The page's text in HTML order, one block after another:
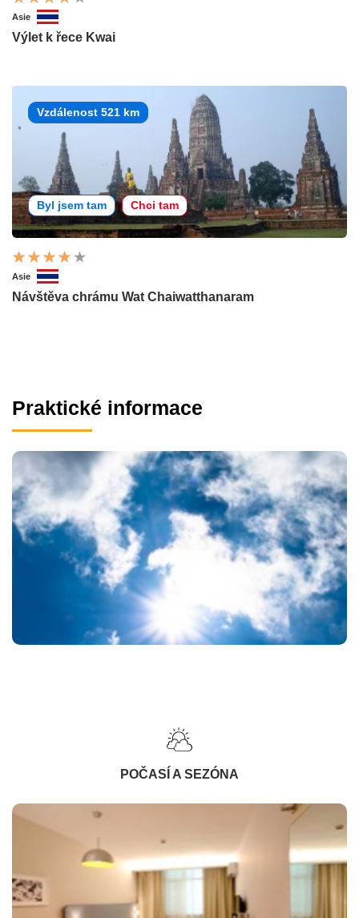
Asie
Výlet k řece Kwai
Vzdálenost 521 km
Byl jsem tam Chci tam
Asie
Návštěva chrámu Wat Chaiwatthanaram
Praktické informace
POČASÍ A SEZÓNA